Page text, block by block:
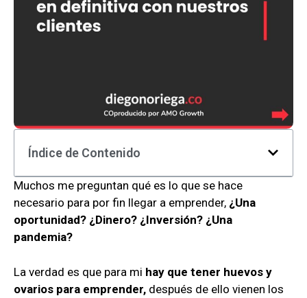
Índice de Contenido
Muchos me preguntan qué es lo que se hace
necesario para por fin llegar a emprender, ¿Una
oportunidad? ¿Dinero? ¿Inversión? ¿Una
pandemia?
La verdad es que para mi hay que tener huevos y
ovarios para emprender, después de ello vienen los